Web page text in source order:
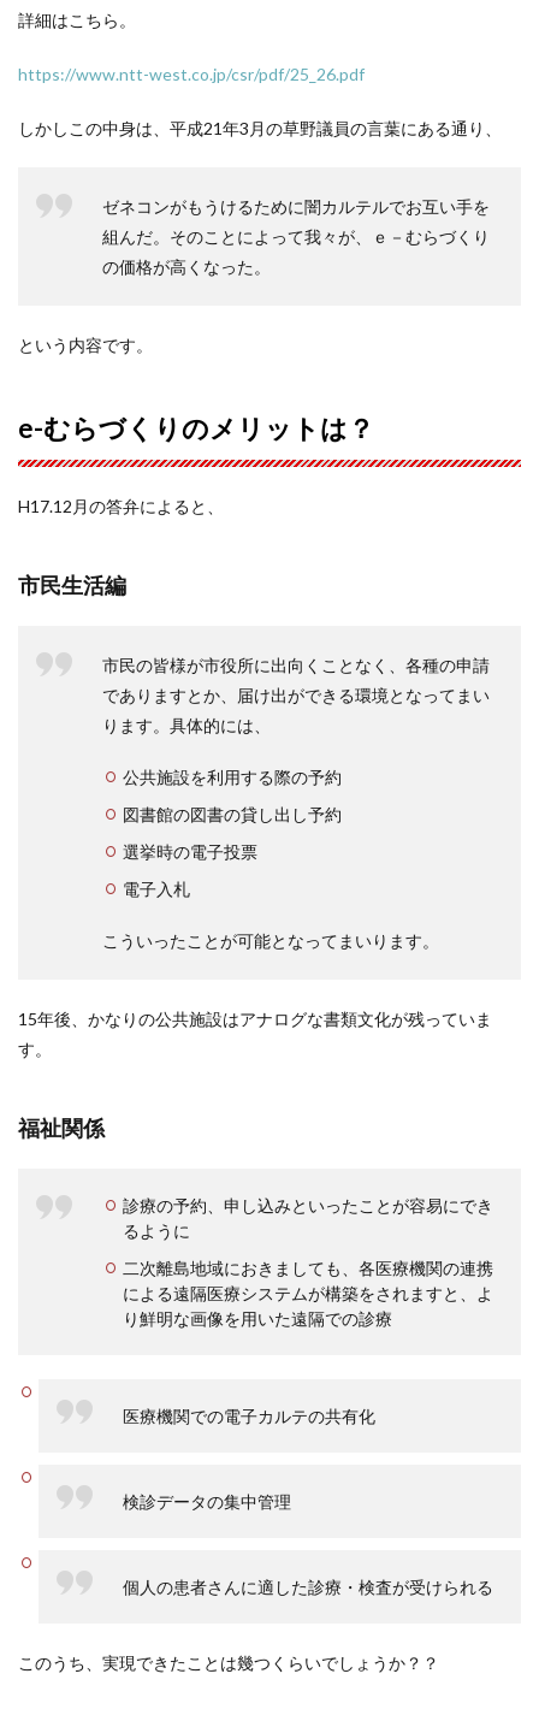
詳細はこちら。
https://www.ntt-west.co.jp/csr/pdf/25_26.pdf
しかしこの中身は、平成21年3月の草野議員の言葉にある通り、
ゼネコンがもうけるために闇カルテルでお互い手を
組んだ。そのことによって我々が、ｅ－むらづくり
の価格が高くなった。
という内容です。
e-むらづくりのメリットは？
H17.12月の答弁によると、
市民生活編
市民の皆様が市役所に出向くことなく、各種の申請
でありますとか、届け出ができる環境となってまい
ります。具体的には、
公共施設を利用する際の予約
図書館の図書の貸し出し予約
選挙時の電子投票
電子入札
こういったことが可能となってまいります。
15年後、かなりの公共施設はアナログな書類文化が残っていま
す。
福祉関係
診療の予約、申し込みといったことが容易にでき
るように
二次離島地域におきましても、各医療機関の連携
による遠隔医療システムが構築をされますと、よ
り鮮明な画像を用いた遠隔での診療
医療機関での電子カルテの共有化
検診データの集中管理
個人の患者さんに適した診療・検査が受けられる
このうち、実現できたことは幾つくらいでしょうか？？